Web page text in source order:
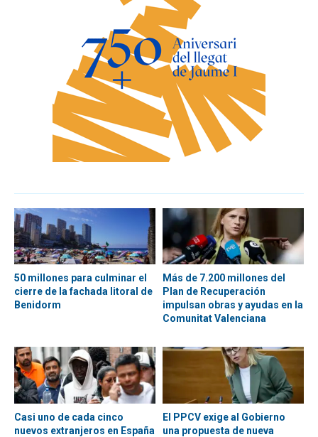
50 millones para culminar el
cierre de la fachada litoral de
Benidorm
Más de 7.200 millones del
Plan de Recuperación
impulsan obras y ayudas en la
Comunitat Valenciana
Casi uno de cada cinco
nuevos extranjeros en España
El PPCV exige al Gobierno
una propuesta de nueva